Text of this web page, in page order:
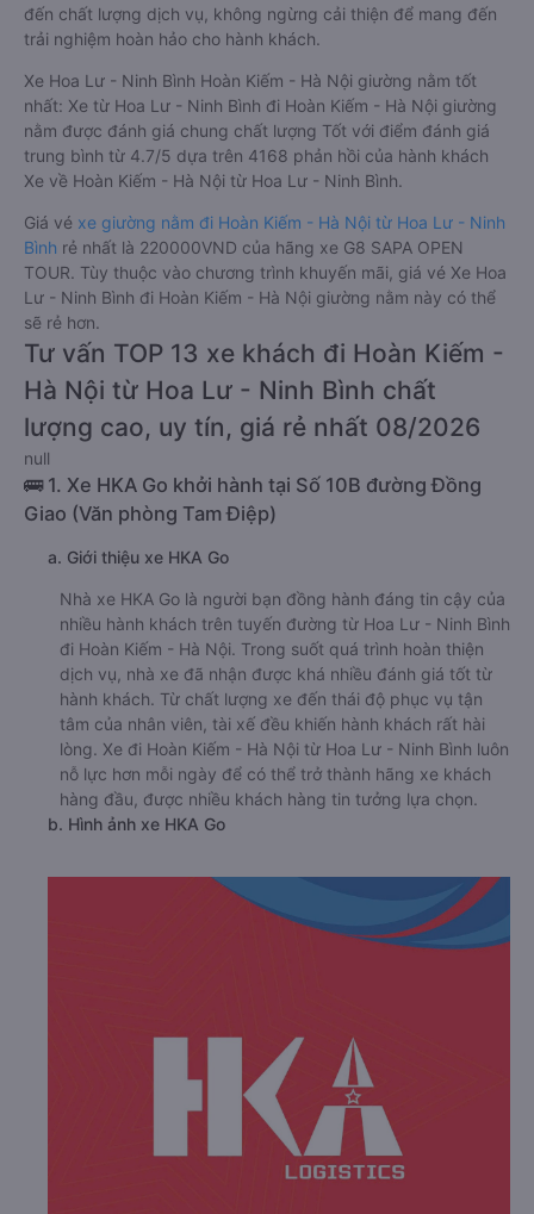
đến chất lượng dịch vụ, không ngừng cải thiện để mang đến
trải nghiệm hoàn hảo cho hành khách.
Xe Hoa Lư - Ninh Bình Hoàn Kiếm - Hà Nội giường nằm tốt
nhất: Xe từ Hoa Lư - Ninh Bình đi Hoàn Kiếm - Hà Nội giường
nằm được đánh giá chung chất lượng Tốt với điểm đánh giá
trung bình từ 4.7/5 dựa trên 4168 phản hồi của hành khách
Xe về Hoàn Kiếm - Hà Nội từ Hoa Lư - Ninh Bình.
Giá vé xe giường nằm đi Hoàn Kiếm - Hà Nội từ Hoa Lư - Ninh
Bình rẻ nhất là 220000VND của hãng xe G8 SAPA OPEN
TOUR. Tùy thuộc vào chương trình khuyến mãi, giá vé Xe Hoa
Lư - Ninh Bình đi Hoàn Kiếm - Hà Nội giường nằm này có thể
sẽ rẻ hơn.
Tư vấn TOP 13 xe khách đi Hoàn Kiếm -
Hà Nội từ Hoa Lư - Ninh Bình chất
lượng cao, uy tín, giá rẻ nhất 08/2026
null
🚌 1. Xe HKA Go khởi hành tại Số 10B đường Đồng
Giao (Văn phòng Tam Điệp)
a. Giới thiệu xe HKA Go
Nhà xe HKA Go là người bạn đồng hành đáng tin cậy của
nhiều hành khách trên tuyến đường từ Hoa Lư - Ninh Bình
đi Hoàn Kiếm - Hà Nội. Trong suốt quá trình hoàn thiện
dịch vụ, nhà xe đã nhận được khá nhiều đánh giá tốt từ
hành khách. Từ chất lượng xe đến thái độ phục vụ tận
tâm của nhân viên, tài xế đều khiến hành khách rất hài
lòng. Xe đi Hoàn Kiếm - Hà Nội từ Hoa Lư - Ninh Bình luôn
nỗ lực hơn mỗi ngày để có thể trở thành hãng xe khách
hàng đầu, được nhiều khách hàng tin tưởng lựa chọn.
b. Hình ảnh xe HKA Go